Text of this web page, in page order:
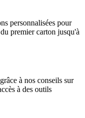
personnalisées pour
premier carton jusqu'à
à nos conseils sur
à des outils